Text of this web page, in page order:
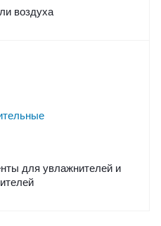
воздуха
для увлажнителей и